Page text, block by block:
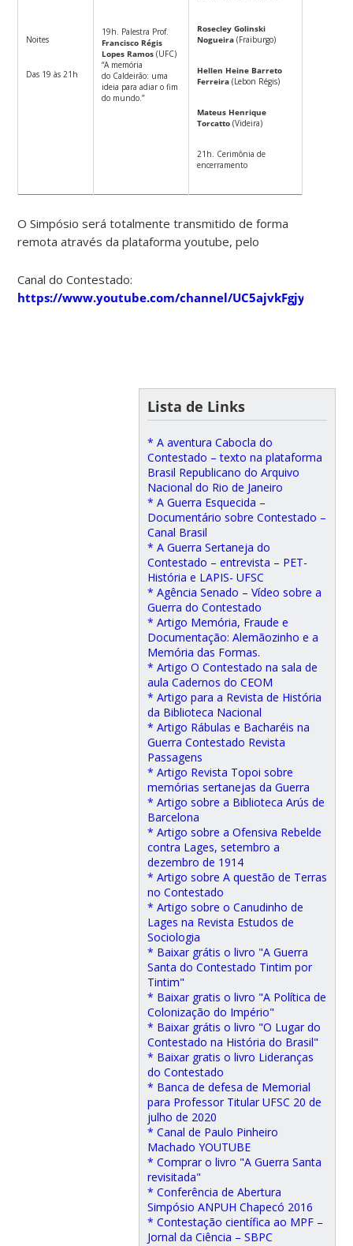
Noites
Das 19 às 21h
19h. Palestra Prof.
Francisco Régis
Lopes Ramos (UFC)
“A memória
do Caldeirão: uma
ideia para adiar o fim
do mundo.”
Rosecley Golinski
Nogueira (Fraiburgo)
Hellen Heine Barreto
Ferreira (Lebon Régis)
Mateus Henrique
Torcatto (Videira)
21h. Cerimônia de
encerramento
O Simpósio será totalmente transmitido de forma
remota através da plataforma youtube, pelo
Canal do Contestado:
https://www.youtube.com/channel/
Lista de Links
* A aventura Cabocla do
Contestado – texto na plataforma
Brasil Republicano do Arquivo
Nacional do Rio de Janeiro
* A Guerra Esquecida –
Documentário sobre Contestado –
Canal Brasil
* A Guerra Sertaneja do
Contestado – entrevista – PET-
História e LAPIS- UFSC
* Agência Senado – Vídeo sobre a
Guerra do Contestado
* Artigo Memória, Fraude e
Documentação: Alemãozinho e a
Memória das Formas.
* Artigo O Contestado na sala de
aula Cadernos do CEOM
* Artigo para a Revista de História
da Biblioteca Nacional
* Artigo Rábulas e Bacharéis na
Guerra Contestado Revista
Passagens
* Artigo Revista Topoi sobre
memórias sertanejas da Guerra
* Artigo sobre a Biblioteca Arús de
Barcelona
* Artigo sobre a Ofensiva Rebelde
contra Lages, setembro a
dezembro de 1914
* Artigo sobre A questão de Terras
no Contestado
* Artigo sobre o Canudinho de
Lages na Revista Estudos de
Sociologia
* Baixar grátis o livro "A Guerra
Santa do Contestado Tintim por
Tintim"
* Baixar gratis o livro "A Política de
Colonização do Império"
* Baixar grátis o livro "O Lugar do
Contestado na História do Brasil"
* Baixar gratis o livro Lideranças
do Contestado
* Banca de defesa de Memorial
para Professor Titular UFSC 20 de
julho de 2020
* Canal de Paulo Pinheiro
Machado YOUTUBE
* Comprar o livro "A Guerra Santa
revisitada"
* Conferência de Abertura
Simpósio ANPUH Chapecó 2016
* Contestação científica ao MPF –
Jornal da Ciência – SBPC